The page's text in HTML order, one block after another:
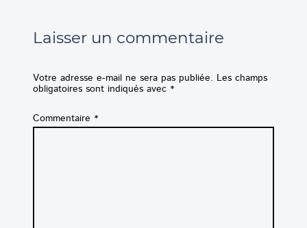
Laisser un commentaire
Votre adresse e-mail ne sera pas publiée. Les champs
obligatoires sont indiqués avec *
Commentaire *